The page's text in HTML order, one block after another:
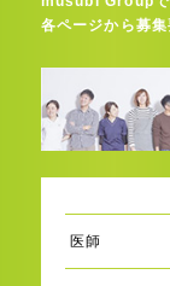
各ページから募
医師